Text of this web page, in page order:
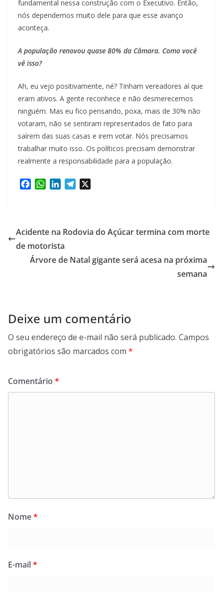
fundamental nessa construção com o Executivo. Então,
nós dependemos muito dele para que esse avanço
aconteça.
A população renovou quase 80% da Câmara. Como você
vê isso?
Ah, eu vejo positivamente, né? Tinham vereadores aí que
eram ativos. A gente reconhece e não desmerecemos
ninguém. Mas eu fico pensando, poxa, mais de 30% não
votaram, não se sentiram representados de fato para
saírem das suas casas e irem votar. Nós precisamos
trabalhar muito isso. Os políticos precisam demonstrar
realmente a responsabilidade para a população.
b
o
k
W
s
p
p
e
I
n
g
m
Acidente na Rodovia do Açúcar termina com morte
de motorista
Árvore de Natal gigante será acesa na próxima
semana
Deixe um comentário
O seu endereço de e-mail não será publicado. Campos
obrigatórios são marcados com *
Comentário *
Nome*
E-mail*